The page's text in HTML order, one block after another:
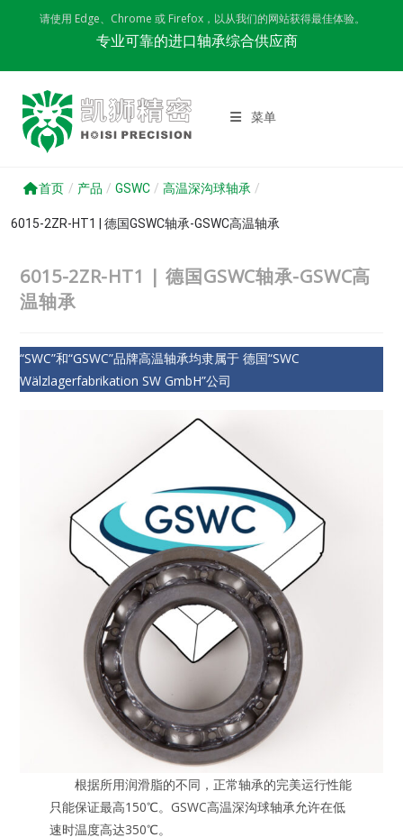
请使用 Edge、Chrome 或 Firefox，以从我们的网站获得最佳体验。
专业可靠的进口轴承综合供应商
菜单
首页 / 产品 / GSWC / 高温深沟球轴承 /
6015-2ZR-HT1 | 德国GSWC轴承-GSWC高温轴承
6015-2ZR-HT1 | 德国GSWC轴承-GSWC高
温轴承
“SWC”和“GSWC”品牌高温轴承均隶属于 德国“SWC
Wälzlagerfabrikation SW GmbH”公司
根据所用润滑脂的不同，正常轴承的完美运行性能
只能保证最高150℃。GSWC高温深沟球轴承允许在低
速时温度高达350℃。